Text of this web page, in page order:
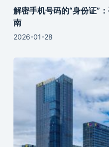
解密手机号码的“身份证”
南
2026-01-28